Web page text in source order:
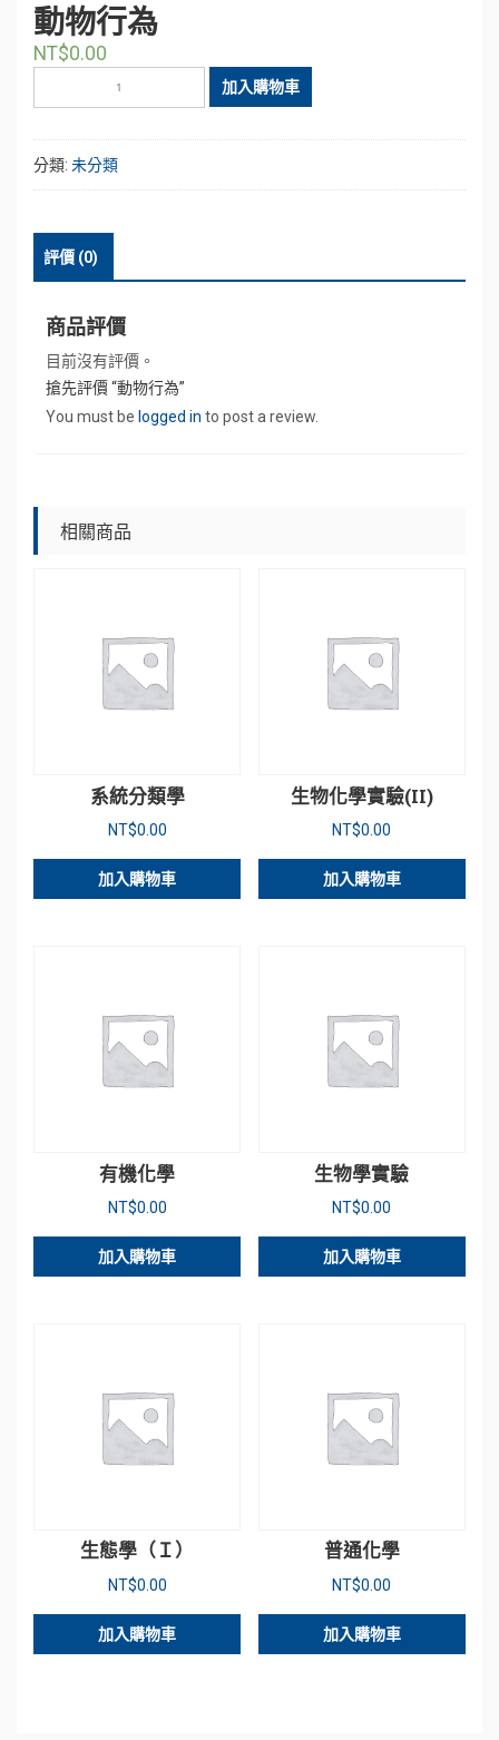
動物行為
NT$0.00
物
為
數
加入購物車
分類: 未分類
評價 (0)
商品評價
目前沒有評價。
搶先評價 “動物行為”
You must be logged in to post a review.
相關商品
系統分類學
NT$0.00
加入購物車
生物化學實驗(II)
NT$0.00
加入購物車
有機化學
NT$0.00
加入購物車
生物學實驗
NT$0.00
加入購物車
生態學（Ｉ）
NT$0.00
加入購物車
普通化學
NT$0.00
加入購物車